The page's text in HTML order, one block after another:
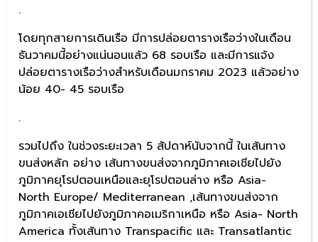
.
โดยทุกสายการเดินเรือ มีการปล่อยตารางเรือว่างในเดือน
ธันวาคมนี้อย่างแน่นอนแล้ว 68 รอบเรือ และมีการแจ้ง
ปล่อยตารางเรือว่างสำหรับเดือนมกราคม 2023 แล้วอย่าง
น้อย 40- 45 รอบเรือ
.
รวมไปถึง ในช่วงระยะเวลา 5 สัปดาห์นับจากนี้ ในเส้นทาง
ขนส่งหลัก อย่าง เส้นทางขนส่งจากภูมิภาคเอเชียไปยัง
ภูมิภาคยุโรปตอนเหนือและยุโรปตอนล่าง หรือ Asia-
North Europe/ Mediterranean ,เส้นทางขนส่งจาก
ภูมิภาคเอเชียไปยังภูมิภาคอเมริกาเหนือ หรือ Asia- North
America ทั้งเส้นทาง Transpacific และ Transatlantic